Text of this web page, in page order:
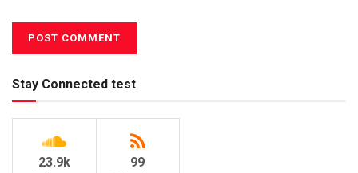
Stay Connected test
23.9k 99